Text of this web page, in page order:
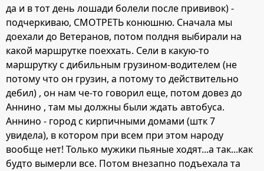
да и в тот день лошади болели после прививок) -
подчеркиваю, СМОТРЕТЬ конюшню. Сначала мы
доехали до Ветеранов, потом полдня выбирали на
какой маршрутке поеххать. Сели в какую-то
маршрутку с дибильным грузином-водителем (не
потому что он грузин, а потому то действительно
дебил) , он нам че-то говорил еще, потом довез до
Аннино , там мы должны были ждать автобуса.
Аннино - город с кирпичными домами (штк 7
увидела), в котором при всем при этом народу
вообще нет! Только мужики пьяные ходят...а так...как
будто вымерли все. Потом внезапно подъехала та